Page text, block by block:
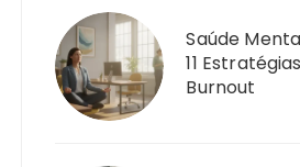
Saúde
11
Burnout